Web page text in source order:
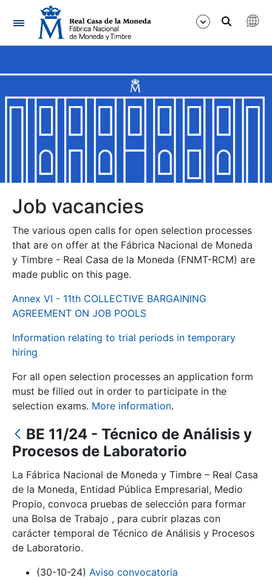
Navigation
Show/Hide
Show/Hide
Show/Hide
Show/Hide
Show/Hide
Show/Hide
Show/Hide
Show/Hide
Job vacancies
The various open calls for open selection processes
that are on offer at the Fábrica Nacional de Moneda
y Timbre - Real Casa de la Moneda (FNMT-RCM) are
made public on this page.
Annex VI - 11th COLLECTIVE BARGAINING
AGREEMENT ON JOB POOLS
Information relating to trial periods in temporary
hiring
For all open selection processes an application form
must be filled out in order to participate in the
selection exams. More information.
BE 11/24 - Técnico de Análisis y
Procesos de Laboratorio
La Fábrica Nacional de Moneda y Timbre – Real Casa
de la Moneda, Entidad Pública Empresarial, Medio
Propio, convoca pruebas de selección para formar
una Bolsa de Trabajo , para cubrir plazas con
carácter temporal de Técnico de Análisis y Procesos
de Laboratorio.
(30-10-24) Aviso convocatoria